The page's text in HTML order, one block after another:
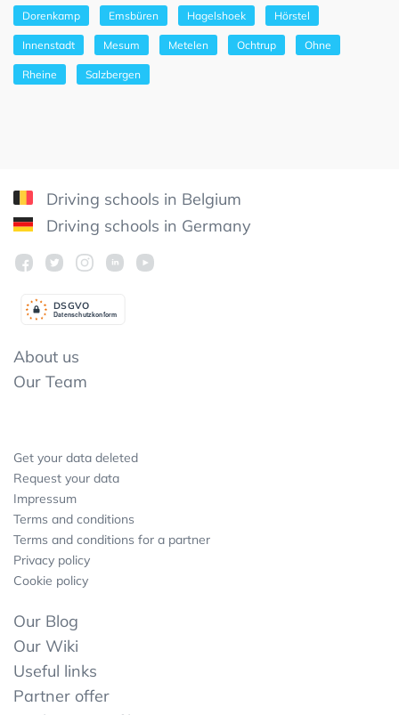
Dorenkamp Emsbüren Hagelshoek Hörstel
Innenstadt Mesum Metelen Ochtrup Ohne
Rheine Salzbergen
Driving schools in Belgium
Driving schools in Germany
Datenschutzkonform
DSGVO
About us
Our Team
Get your data deleted
Request your data
Impressum
Terms and conditions
Terms and conditions for a partner
Privacy policy
Cookie policy
Our Blog
Our Wiki
Useful links
Partner offer